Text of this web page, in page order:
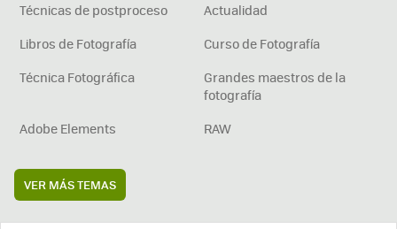
Técnicas de postproceso
Actualidad
Libros de Fotografía
Curso de Fotografía
Técnica Fotográfica
Grandes maestros de la
fotografía
Adobe Elements
RAW
VER MÁS TEMAS